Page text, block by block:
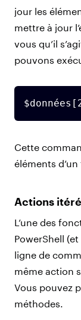
jour les
mettre à jour
vous qu’il
pouvons
Cette
éléments
Actions
L’une des
PowerShell
ligne de
même action
Vous pouvez
méthodes.